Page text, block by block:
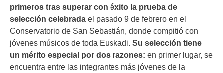
primeros tras superar con éxito la prueba de
selección celebrada el pasado 9 de febrero en el
Conservatorio de San Sebastián, donde compitió con
jóvenes músicos de toda Euskadi. Su selección tiene
un mérito especial por dos razones: en primer lugar, se
encuentra entre las integrantes más jóvenes de la